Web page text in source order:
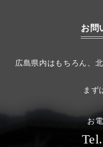
お問
広島県内はもちろん、
まず
お